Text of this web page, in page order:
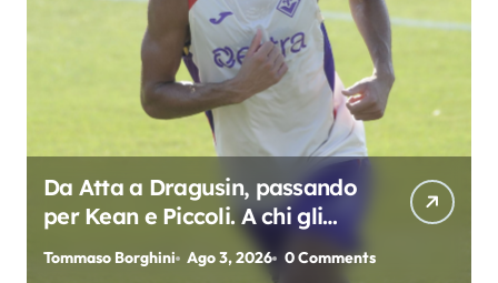
Da Atta a Dragusin, passando
per Kean e Piccoli. A chi gli
oscar del precampionato?
Tommaso Borghini Ago 3, 2026 0 Comments